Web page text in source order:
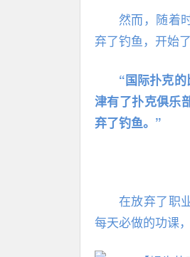
然而，随着
弃了钓鱼，开始
“国际扑克
津有了扑克俱乐
弃了钓鱼。”
在放弃了职
每天必做的功课